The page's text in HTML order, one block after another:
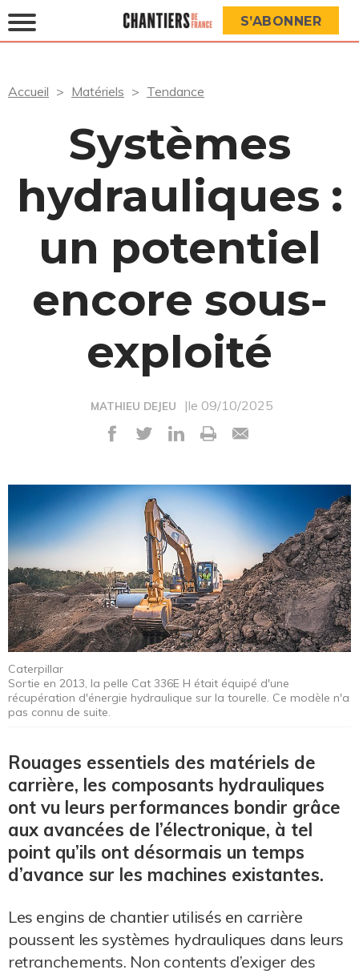
S’ABONNER
Accueil Matériels Tendance
Systèmes
hydrauliques :
un potentiel
encore sous-
exploité
MATHIEU DEJEU |le 09/10/2025
Caterpillar
Sortie en 2013, la pelle Cat 336E H était équipé d'une
récupération d'énergie hydraulique sur la tourelle. Ce modèle n'a
pas connu de suite.
Rouages essentiels des matériels de
carrière, les composants hydrauliques
ont vu leurs performances bondir grâce
aux avancées de l’électronique, à tel
point qu’ils ont désormais un temps
d’avance sur les machines existantes.
Les engins de chantier utilisés en carrière
poussent les systèmes hydrauliques dans leurs
retranchements. Non contents d’exiger des